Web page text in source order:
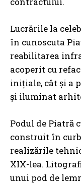
Lucrările la
în cunoscuta
reabilitarea
acoperit cu
iniţiale, cât şi a
şi iluminat
Podul de Piatră
construit în
realizările
XIX-lea.
unui pod de